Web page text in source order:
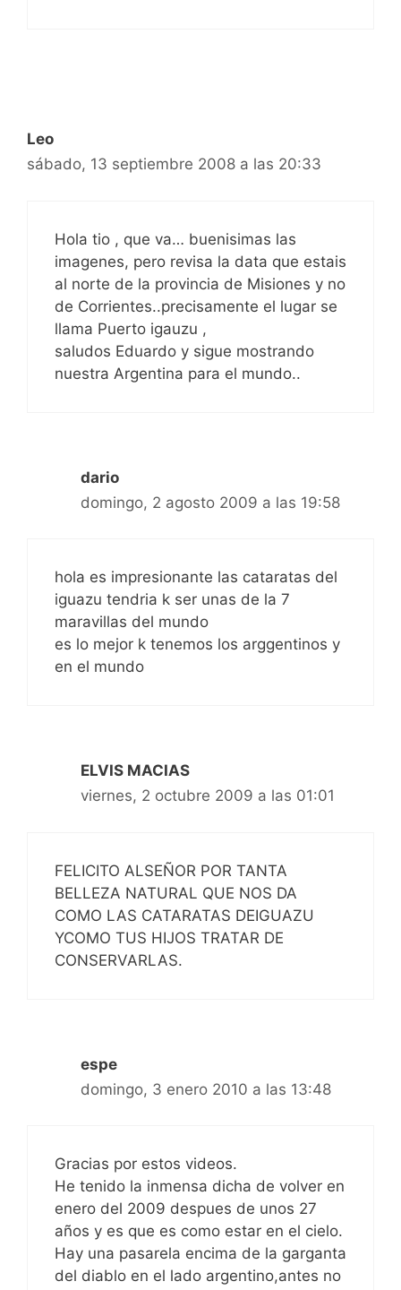
Leo
sábado, 13 septiembre 2008 a las 20:33
Hola tio , que va… buenisimas las
imagenes, pero revisa la data que estais
al norte de la provincia de Misiones y no
de Corrientes..precisamente el lugar se
llama Puerto igauzu ,
saludos Eduardo y sigue mostrando
nuestra Argentina para el mundo..
dario
domingo, 2 agosto 2009 a las 19:58
hola es impresionante las cataratas del
iguazu tendria k ser unas de la 7
maravillas del mundo
es lo mejor k tenemos los arggentinos y
en el mundo
ELVIS MACIAS
viernes, 2 octubre 2009 a las 01:01
FELICITO ALSEÑOR POR TANTA
BELLEZA NATURAL QUE NOS DA
COMO LAS CATARATAS DEIGUAZU
YCOMO TUS HIJOS TRATAR DE
CONSERVARLAS.
espe
domingo, 3 enero 2010 a las 13:48
Gracias por estos videos.
He tenido la inmensa dicha de volver en
enero del 2009 despues de unos 27
años y es que es como estar en el cielo.
Hay una pasarela encima de la garganta
del diablo en el lado argentino,antes no